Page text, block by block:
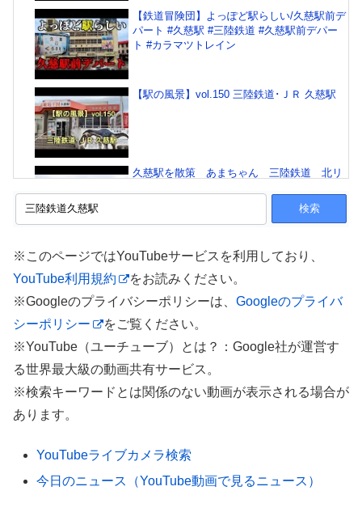
【鉄道冒険団】よっぽど駅らしい/久慈駅前デ
パート #久慈駅 #三陸鉄道 #久慈駅前デパー
ト #カラマツトレイン
【駅の風景】vol.150 三陸鉄道･ＪＲ 久慈駅
久慈駅を散策 あまちゃん 三陸鉄道 北リ
三陸鉄道北リアス線久慈駅改札外
【動く路線図】三陸鉄道リアス線 久慈〜宮古
#travelboast #路線図 #トラベルマップ
※このページではYouTubeサービスを利用しており、
YouTube利用規約
をお読みください。
※Googleのプライバシーポリシーは、 Googleのプライバ
シーポリシー
をご覧ください。
※YouTube（ユーチューブ）とは？：Google社が運営す
る世界最大級の動画共有サービス。
※検索キーワードとは関係のない動画が表示される場合が
あります。
YouTubeライブカメラ検索
今日のニュース（YouTube動画で見るニュース）